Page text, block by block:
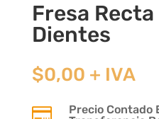
Fresa
Dientes
$0,00 + IVA

Precio Contado